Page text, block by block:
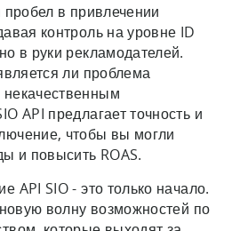
пробел в привлечении
контроль на уровне ID
в руки рекламодателей.
ли проблема
API предлагает точность и
чтобы вы могли
и повысить ROAS.
API SIO - это только начало.
волну возможностей по